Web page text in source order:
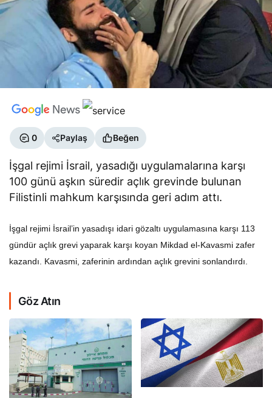
0 Paylaş Beğen
İşgal rejimi İsrail, yasadığı uygulamalarına karşı
100 günü aşkın süredir açlık grevinde bulunan
Filistinli mahkum karşısında geri adım attı.
İşgal rejimi İsrail’in yasadışı idari gözaltı uygulamasına karşı 113
gündür açlık grevi yaparak karşı koyan Mikdad el-Kavasmi zafer
kazandı. Kavasmi, zaferinin ardından açlık grevini sonlandırdı.
Göz Atın